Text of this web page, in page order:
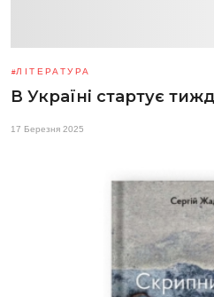
ЛІТЕРАТУРА
В Україні стартує
17 Березня 2025